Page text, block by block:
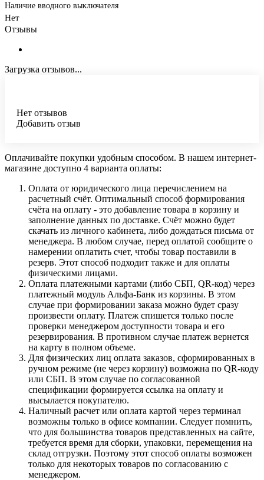
Наличие вводного выключателя
Нет
Отзывы
Загрузка отзывов...
Нет отзывов
Добавить отзыв
Оплачивайте покупки удобным способом. В нашем интернет-
магазине доступно 4 варианта оплаты:
Оплата от юридического лица перечислением на
расчетный счёт. Оптимальный способ формирования
счёта на оплату - это добавление товара в корзину и
заполнение данных по доставке. Счёт можно будет
скачать из личного кабинета, либо дождаться письма от
менеджера. В любом случае, перед оплатой сообщите о
намерении оплатить счет, чтобы товар поставили в
резерв. Этот способ подходит также и для оплаты
физическими лицами.
Оплата платежными картами (либо СБП, QR-код) через
платежный модуль Альфа-Банк из корзины. В этом
случае при формировании заказа можно будет сразу
произвести оплату. Платеж спишется только после
проверки менеджером доступности товара и его
резервирования. В противном случае платеж вернется
на карту в полном объеме.
Для физических лиц оплата заказов, сформированных в
ручном режиме (не через корзину) возможна по QR-коду
или СБП. В этом случае по согласованной
спецификации формируется ссылка на оплату и
высылается покупателю.
Наличный расчет или оплата картой через терминал
возможны только в офисе компании. Следует помнить,
что для большинства товаров представленных на сайте,
требуется время для сборки, упаковки, перемещения на
склад отгрузки. Поэтому этот способ оплаты возможен
только для некоторых товаров по согласованию с
менеджером.